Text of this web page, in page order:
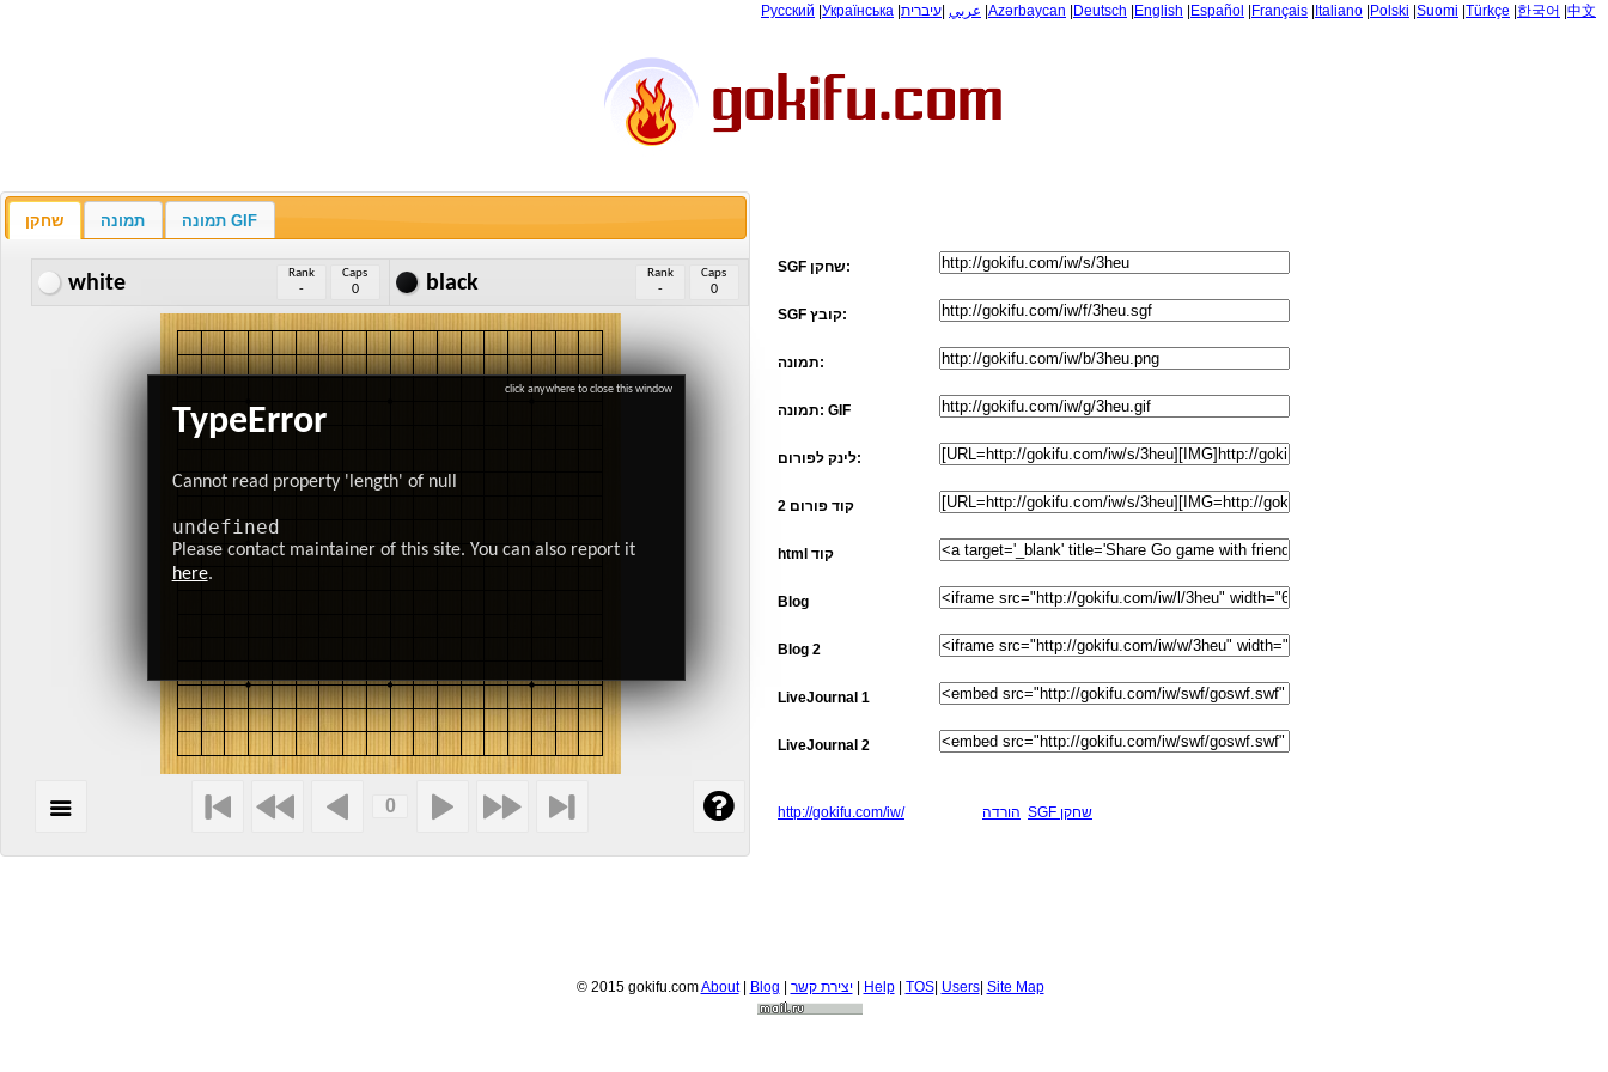
Русский Українська عربي עיברית Azərbaycan Deutsch English Español Français Italiano Polski Suomi Türkçe 한국어 中文
SGF שחקן:
SGF קובץ:
תמונה:
תמונה: GIF
לינק לפורום:
קוד פורום 2
html קוד
Blog
Blog 2
LiveJournal 1
LiveJournal 2
http://gokifu.com/iw/ הורדה SGF שחקן
שחקן תמונה תמונה GIF
white Rank
-
Caps
0 black Rank
-
Caps
0
TypeError
Cannot read property 'length' of null
undefined
Please contact maintainer of this site. You can also report it
here.
click anywhere to close this window
© 2015 gokifu.comAbout| Blog יצירת קשר| Help| TOS| Users| Site Map